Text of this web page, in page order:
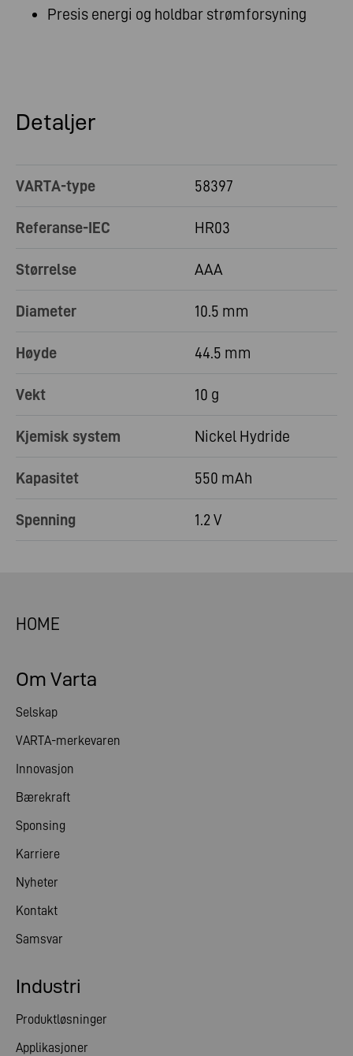
Presis energi og holdbar strømforsyning
Detaljer
VARTA-type 58397
Referanse-IEC HR03
Størrelse AAA
Diameter 10.5 mm
Høyde 44.5 mm
Vekt 10 g
Kjemisk system Nickel Hydride
Kapasitet 550 mAh
Spenning 1.2 V
HOME
Om Varta
Selskap
VARTA-merkevaren
Innovasjon
Bærekraft
Sponsing
Karriere
Nyheter
Kontakt
Samsvar
Industri
Produktløsninger
Applikasjoner